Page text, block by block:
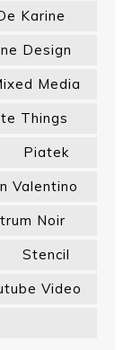
Karine
Design
Media
Things
Piatek
Valentino
Noir
Stencil
Video